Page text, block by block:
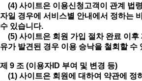
(4) 사이트은 이용신청고객이 관계 법
자일 경우에 서비스별 안내에서 정하는
수 있습니다.
(5) 사이트은 회원 가입 절차 완료 이후
유가 발견된 경우 이용 승낙을 철회할 수
제 9 조 (이용자ID 부여 및 변경 등)
(1) 사이트은 회원에 대하여 약관에 정